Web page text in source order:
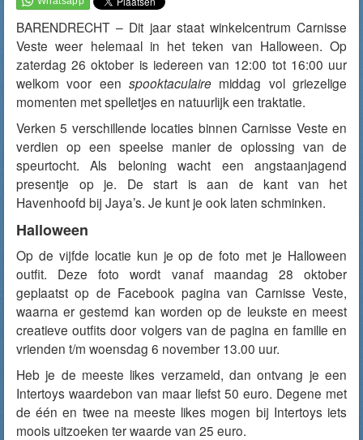
BARENDRECHT – Dit jaar staat winkelcentrum Carnisse
Veste weer helemaal in het teken van Halloween. Op
zaterdag 26 oktober is iedereen van 12:00 tot 16:00 uur
welkom voor een spooktaculaire middag vol griezelige
momenten met spelletjes en natuurlijk een traktatie.
Verken 5 verschillende locaties binnen Carnisse Veste en
verdien op een speelse manier de oplossing van de
speurtocht. Als beloning wacht een angstaanjagend
presentje op je. De start is aan de kant van het
Havenhoofd bij Jaya’s. Je kunt je ook laten schminken.
Halloween
Op de vijfde locatie kun je op de foto met je Halloween
outfit. Deze foto wordt vanaf maandag 28 oktober
geplaatst op de Facebook pagina van Carnisse Veste,
waarna er gestemd kan worden op de leukste en meest
creatieve outfits door volgers van de pagina en familie en
vrienden t/m woensdag 6 november 13.00 uur.
Heb je de meeste likes verzameld, dan ontvang je een
Intertoys waardebon van maar liefst 50 euro. Degene met
de één en twee na meeste likes mogen bij Intertoys iets
moois uitzoeken ter waarde van 25 euro.